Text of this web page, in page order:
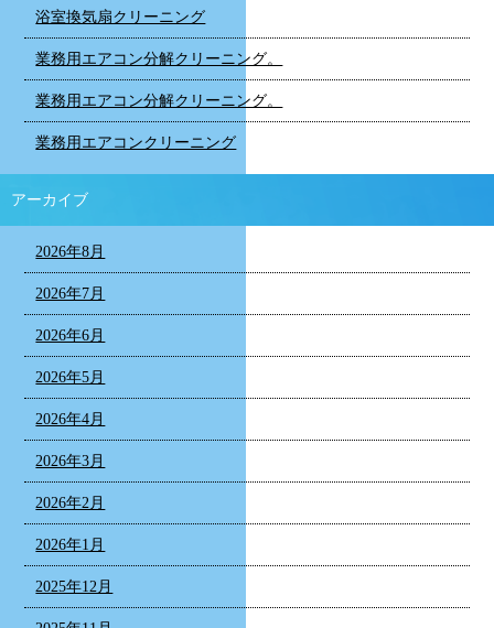
浴室換気扇クリーニング
業務用エアコン分解クリーニング。
業務用エアコン分解クリーニング。
業務用エアコンクリーニング
アーカイブ
2026年8月
2026年7月
2026年6月
2026年5月
2026年4月
2026年3月
2026年2月
2026年1月
2025年12月